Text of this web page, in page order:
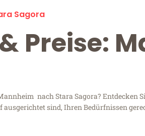
Sagora
Preise:
nach Stara Sagora? Entdecken
sind, Ihren Bedürfnissen